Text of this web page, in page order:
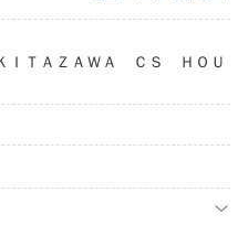
ＩＴＡＺＡＷＡ ＣＳ ＨＯＵ